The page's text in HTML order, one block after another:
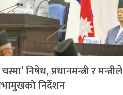
निषेध, प्रधानमन्त्री र मन्त्रीले
निर्देशन